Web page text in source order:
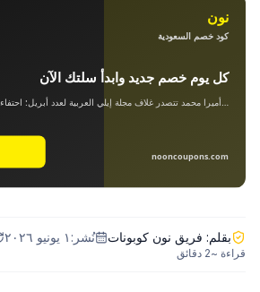
بقلم: فريق نون كوبونات نُشر: ١ يونيو ٢٠٢٦
قراءة ~2 دقائق